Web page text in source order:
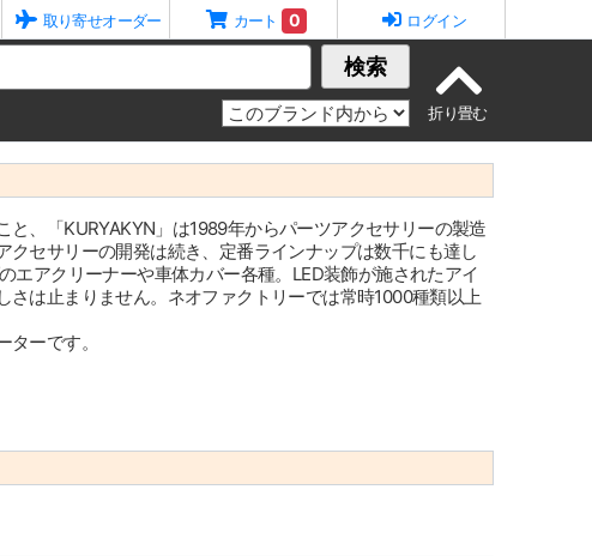
取り寄せオーダー カート 0 ログイン
検索
、「KURYAKYN」は1989年からパーツアクセサリーの製造
セサリーの開発は続き、定番ラインナップは数千にも達し
エアクリーナーや車体カバー各種。LED装飾が施されたアイ
は止まりません。ネオファクトリーでは常時1000種類以上
ーです。